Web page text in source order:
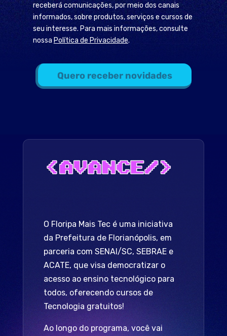
receberá comunicações, por meio dos canais
informados, sobre produtos, serviços e cursos de
seu interesse. Para mais informações, consulte
nossa Política de Privacidade.
Quero receber novidades
O Floripa Mais Tec é uma iniciativa
da Prefeitura de Florianópolis, em
parceria com SENAI/SC, SEBRAE e
ACATE, que visa democratizar o
acesso ao ensino tecnológico para
todos, oferecendo cursos de
Tecnologia gratuitos!
Ao longo do programa, você vai